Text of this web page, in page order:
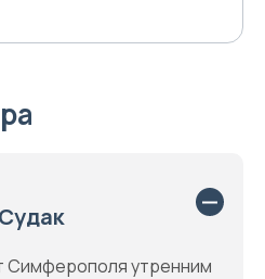
Симферополя утренним